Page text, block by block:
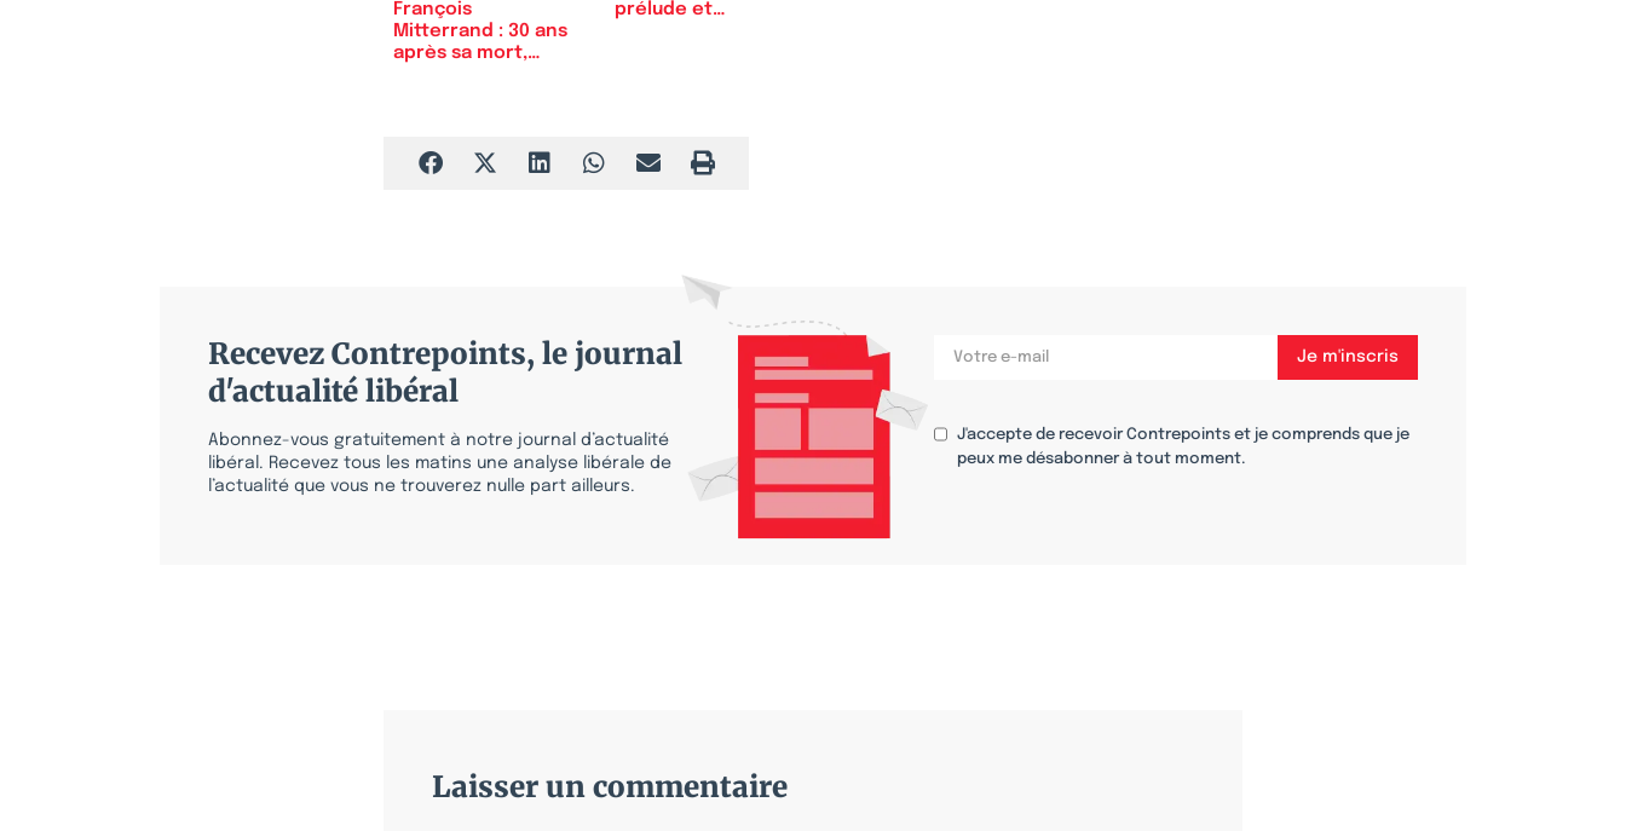
François
Mitterrand : 30 ans
après sa mort,…
prélude et…
Recevez Contrepoints, le journal
d'actualité libéral
Abonnez-vous gratuitement à notre journal d’actualité
libéral. Recevez tous les matins une analyse libérale de
l’actualité que vous ne trouverez nulle part ailleurs.
J'accepte de recevoir Contrepoints et je comprends que je
peux me désabonner à tout moment.
Laisser un commentaire